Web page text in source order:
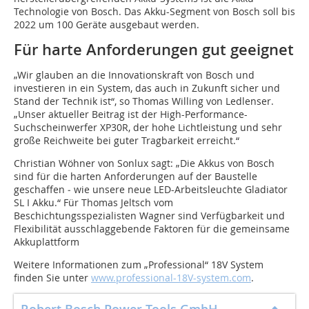
Technologie von Bosch. Das Akku-Segment von Bosch soll bis
2022 um 100 Geräte ausgebaut werden.
Für harte Anforderungen gut geeignet
„Wir glauben an die Innovationskraft von Bosch und
investieren in ein System, das auch in Zukunft sicher und
Stand der Technik ist“, so Thomas Willing von Ledlenser.
„Unser aktueller Beitrag ist der High-Performance-
Suchscheinwerfer XP30R, der hohe Lichtleistung und sehr
große Reichweite bei guter Tragbarkeit erreicht.“
Christian Wöhner von Sonlux sagt: „Die Akkus von Bosch
sind für die harten Anforderungen auf der Baustelle
geschaffen ‒ wie unsere neue LED-Arbeitsleuchte Gladiator
SL I Akku.“ Für Thomas Jeltsch vom
Beschichtungsspezialisten Wagner sind Verfügbarkeit und
Flexibilität ausschlaggebende Faktoren für die gemeinsame
Akkuplattform
Weitere Informationen zum „Professional“ 18V System
finden Sie unter www.professional-18V-system.com.